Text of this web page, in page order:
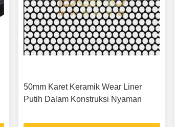
50mm Karet Keramik Wear Liner
Putih Dalam Konstruksi Nyaman